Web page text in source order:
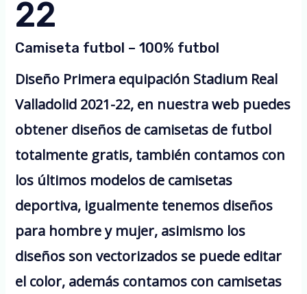
22
Camiseta futbol – 100% futbol
Diseño Primera equipación Stadium Real
Valladolid 2021-22, en nuestra web puedes
obtener diseños de camisetas de futbol
totalmente gratis, también contamos con
los últimos modelos de camisetas
deportiva, igualmente tenemos diseños
para hombre y mujer, asimismo los
diseños son vectorizados se puede editar
el color, además contamos con camisetas